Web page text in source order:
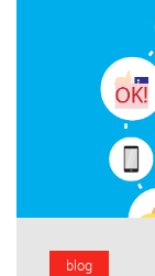
blog